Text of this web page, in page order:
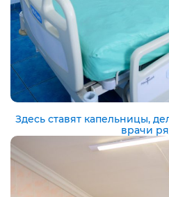
Здесь ставят капельницы,
врачи